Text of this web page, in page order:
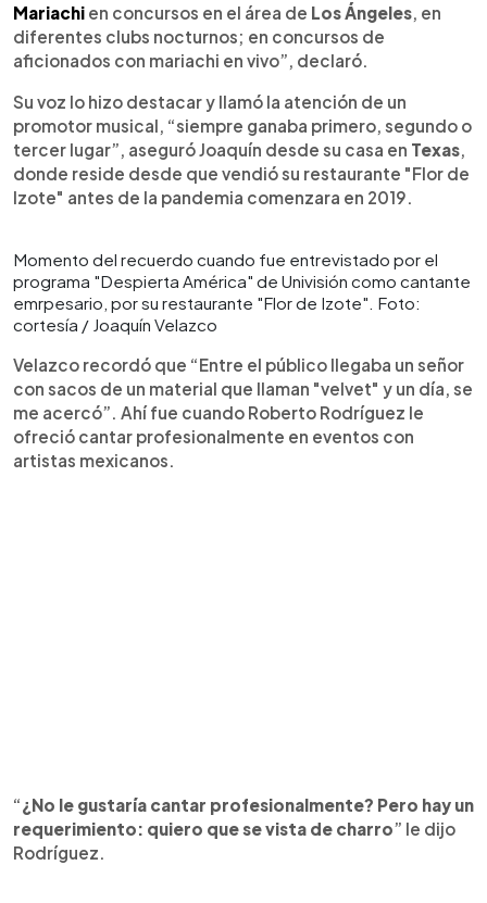
Mariachi en concursos en el área de Los Ángeles, en
diferentes clubs nocturnos; en concursos de
aficionados con mariachi en vivo”, declaró.
Su voz lo hizo destacar y llamó la atención de un
promotor musical, “siempre ganaba primero, segundo o
tercer lugar”, aseguró Joaquín desde su casa en Texas,
donde reside desde que vendió su restaurante "Flor de
Izote" antes de la pandemia comenzara en 2019.
Momento del recuerdo cuando fue entrevistado por el
programa "Despierta América" de Univisión como cantante
emrpesario, por su restaurante "Flor de Izote". Foto:
cortesía / Joaquín Velazco
Velazco recordó que “Entre el público llegaba un señor
con sacos de un material que llaman "velvet" y un día, se
me acercó”. Ahí fue cuando Roberto Rodríguez le
ofreció cantar profesionalmente en eventos con
artistas mexicanos.
“¿No le gustaría cantar profesionalmente? Pero hay un
requerimiento: quiero que se vista de charro” le dijo
Rodríguez.